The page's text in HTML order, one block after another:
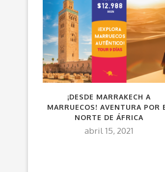
¡DESDE MARRAKECH A
MARRUECOS! AVENTURA POR
NORTE DE ÁFRICA
abril 15, 2021